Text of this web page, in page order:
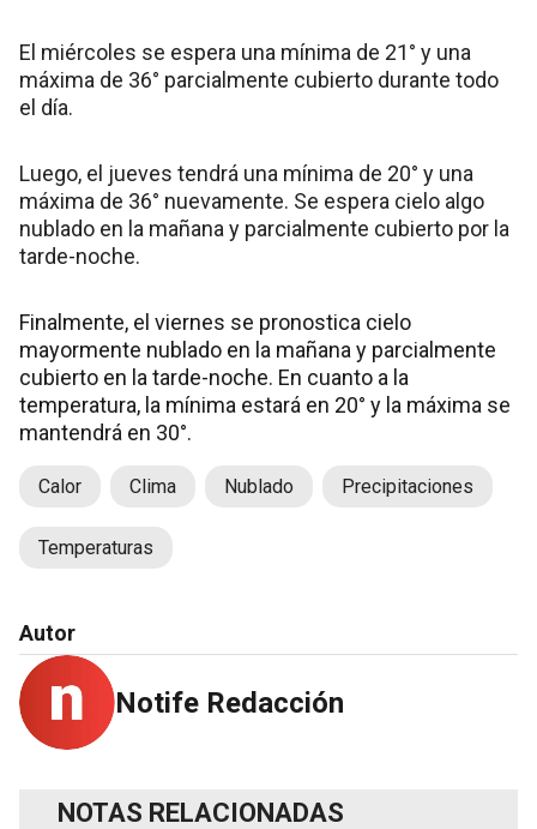
El miércoles se espera una mínima de 21° y una
máxima de 36° parcialmente cubierto durante todo
el día.
Luego, el jueves tendrá una mínima de 20° y una
máxima de 36° nuevamente. Se espera cielo algo
nublado en la mañana y parcialmente cubierto por la
tarde-noche.
Finalmente, el viernes se pronostica cielo
mayormente nublado en la mañana y parcialmente
cubierto en la tarde-noche. En cuanto a la
temperatura, la mínima estará en 20° y la máxima se
mantendrá en 30°.
Calor Clima Nublado Precipitaciones
Temperaturas
Autor
Notife Redacción
NOTAS RELACIONADAS